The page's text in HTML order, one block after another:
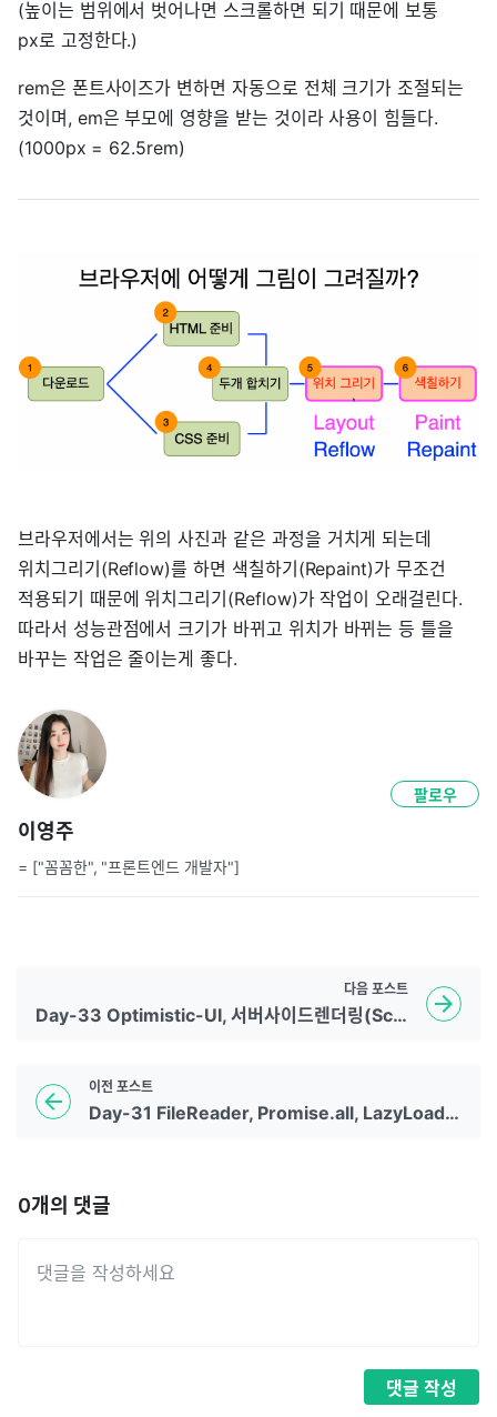
(높이는 범위에서 벗어나면 스크롤하면 되기 때문에 보통
px로 고정한다.)
rem은 폰트사이즈가 변하면 자동으로 전체 크기가 조절되는
것이며, em은 부모에 영향을 받는 것이라 사용이 힘들다.
(1000px = 62.5rem)
브라우저에서는 위의 사진과 같은 과정을 거치게 되는데
위치그리기(Reflow)를 하면 색칠하기(Repaint)가 무조건
적용되기 때문에 위치그리기(Reflow)가 작업이 오래걸린다.
따라서 성능관점에서 크기가 바뀌고 위치가 바뀌는 등 틀을
바꾸는 작업은 줄이는게 좋다.
이영주
= ["꼼꼼한", "프론트엔드 개발자"]
팔로우
이전 포스트
Day-31 FileReader, Promise.all, LazyLoad & PreLoad
다음 포스트
Day-33 Optimistic-UI, 서버사이드렌더링(Scraping, Crawling, SEO, SSG, SSR)
0개의 댓글
댓글 작성